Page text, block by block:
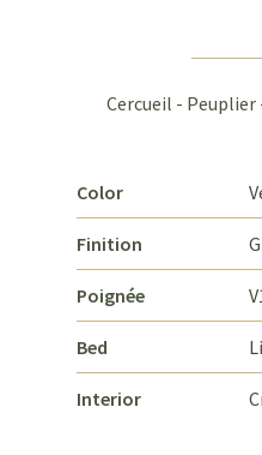
Cercueil - Peuplier
Color
Finition
Poignée
Bed
Interior